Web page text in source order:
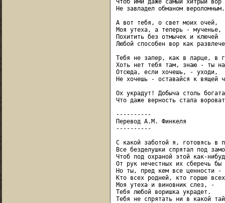
Чтоб ими даже самый хитрый вор
Не завладел обманом вероломным.
А вот тебя, о свет моих очей,
Моя утеха, а теперь - мученье,
Похитить без отмычек и ключей
Любой способен вор как
Тебя не запер, как в ларце, в
Хоть нет тебя там, знаю - ты
Отсюда, если хочешь, - уходи,
Не хочешь - оставайся к вящей
Ох украдут! Добыча столь
Что даже верность стала
----------
Перевод А.М. Финкеля
----------
С какой заботой я, готовясь в
Все безделушки спрятал под
Чтоб под охраной этой как-
От рук нечестных их сберечь бы
Но ты, пред кем все ценности -
Кто всех родней, кто горше
Моя утеха и виновник слез, -
Тебя любой воришка украдет.
Тебя не спрятать ни в какой